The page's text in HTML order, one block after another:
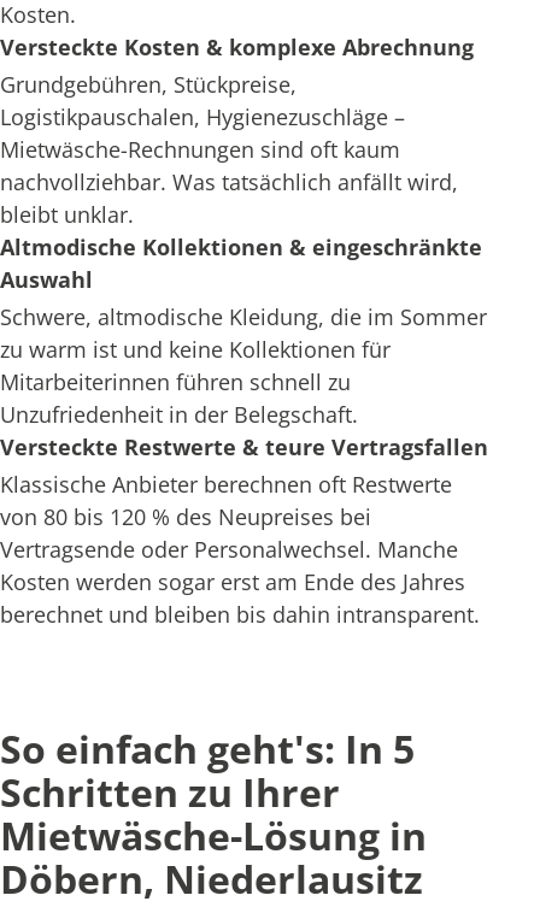
Kosten.
Versteckte Kosten & komplexe Abrechnung
Grundgebühren, Stückpreise,
Logistikpauschalen, Hygienezuschläge –
Mietwäsche-Rechnungen sind oft kaum
nachvollziehbar. Was tatsächlich anfällt wird,
bleibt unklar.
Altmodische Kollektionen & eingeschränkte
Auswahl
Schwere, altmodische Kleidung, die im Sommer
zu warm ist und keine Kollektionen für
Mitarbeiterinnen führen schnell zu
Unzufriedenheit in der Belegschaft.
Versteckte Restwerte & teure Vertragsfallen
Klassische Anbieter berechnen oft Restwerte
von 80 bis 120 % des Neupreises bei
Vertragsende oder Personalwechsel. Manche
Kosten werden sogar erst am Ende des Jahres
berechnet und bleiben bis dahin intransparent.
So einfach geht's: In 5
Schritten zu Ihrer
Mietwäsche-Lösung in
Döbern, Niederlausitz